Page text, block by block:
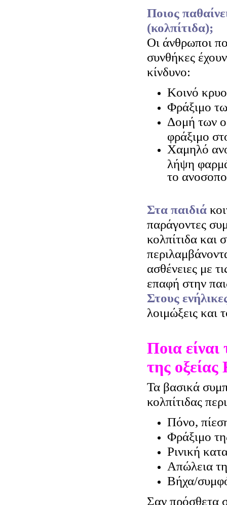
Ποιος
(κολπίτιδα);
Οι άνθρωποι
συνθήκες
κίνδυνο:
Κοινό
Φράξιμο
Δομή των
φράξιμο
Χαμηλό
λήψη
το
Στα παιδιά
παράγοντες
κολπίτιδα και
ασθένειες με
επαφή στην
Στους
λοιμώξεις και
Ποια
της οξείας
Τα βασικά
κολπίτιδας
Πόνο,
Φράξιμο
Ρινική
Απώλεια
Βήχα/
Σαν πρόσθετα